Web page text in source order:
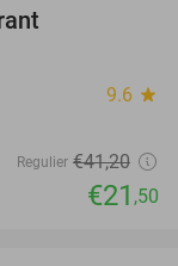
9.6 star
Regulier €41,20
€21 ,50